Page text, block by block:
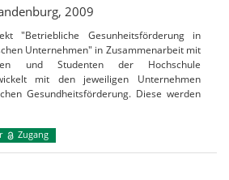
2009
"Betriebliche Gesunheitsförderung in
Unternehmen" in Zusammenarbeit mit
und Studenten der Hochschule
mit den jeweiligen Unternehmen
Gesundheitsförderung. Diese werden
Zugang